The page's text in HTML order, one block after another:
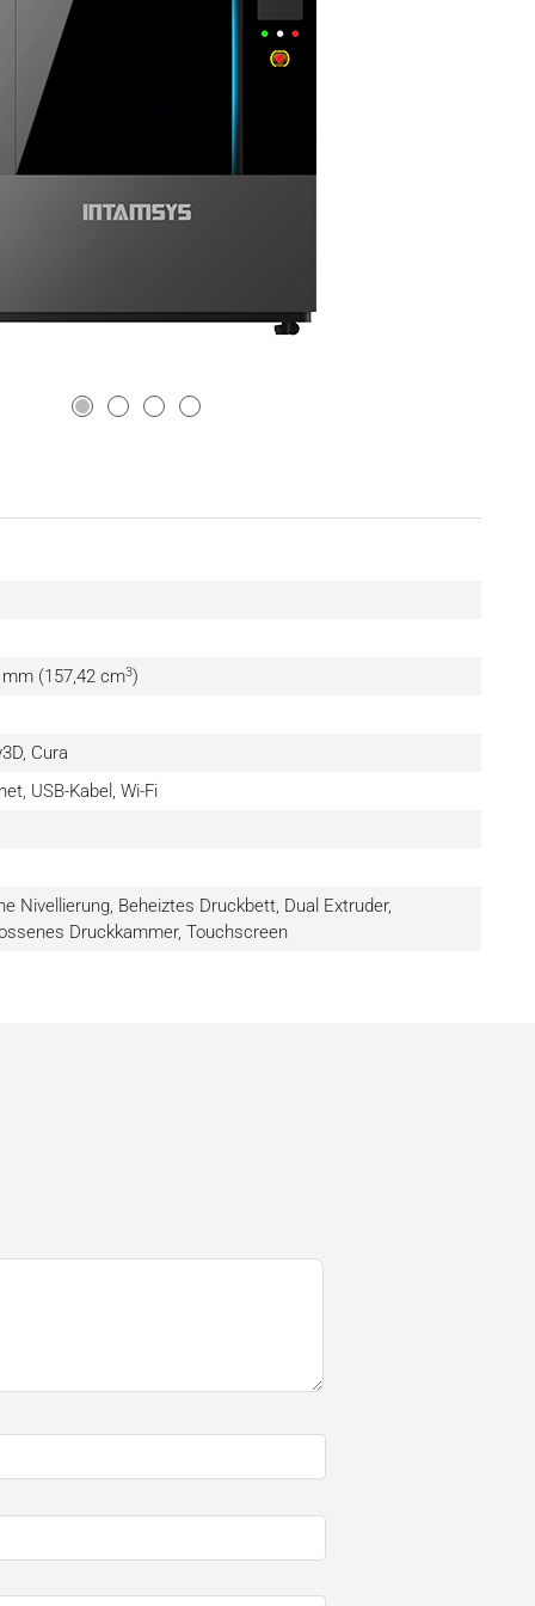
(157,42 cm3)
Cura
USB-Kabel, Wi-Fi
Nivellierung, Beheiztes Druckbett, Dual Extruder,
Druckkammer, Touchscreen